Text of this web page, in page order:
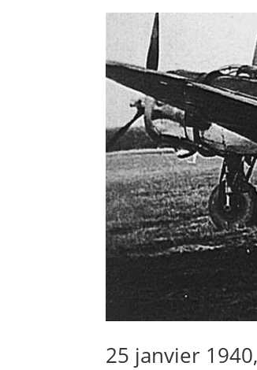
25 janvier